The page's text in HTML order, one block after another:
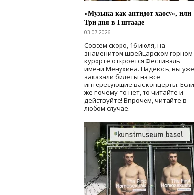
«Музыка как антидот хаосу», или
Три дня в Гштааде
03.07.2026
Совсем скоро, 16 июля, на
знаменитом швейцарском горном
курорте откроется Фестиваль
имени Менухина. Надеюсь, вы уже
заказали билеты на все
интересующие вас концерты. Если
же почему-то нет, то читайте и
действуйте! Впрочем, читайте в
любом случае.